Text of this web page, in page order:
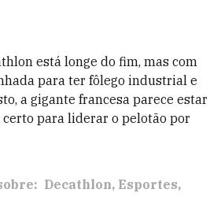
está longe do fim, mas com
para ter fôlego industrial e
a gigante francesa parece estar
para liderar o pelotão por
Decathlon Esportes